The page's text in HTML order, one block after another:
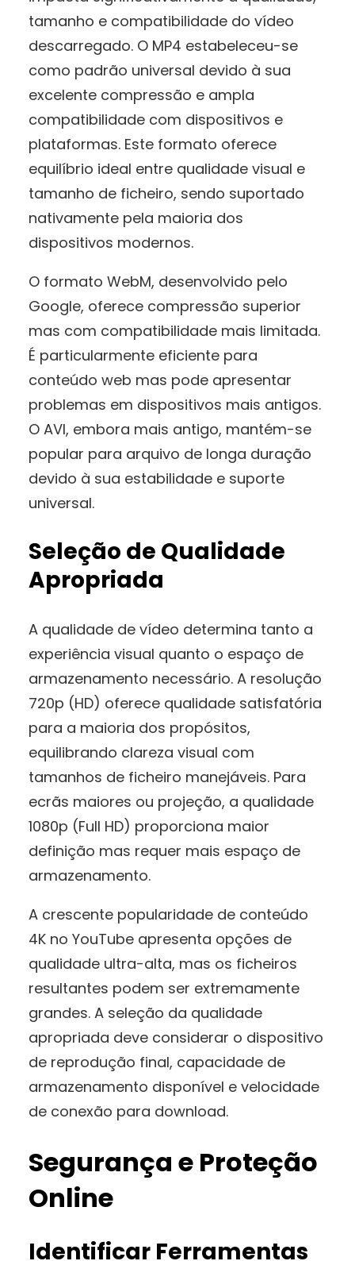
tamanho e compatibilidade do vídeo
descarregado. O MP4 estabeleceu-se
como padrão universal devido à sua
excelente compressão e ampla
compatibilidade com dispositivos e
plataformas. Este formato oferece
equilíbrio ideal entre qualidade visual e
tamanho de ficheiro, sendo suportado
nativamente pela maioria dos
dispositivos modernos.
O formato WebM, desenvolvido pelo
Google, oferece compressão superior
mas com compatibilidade mais limitada.
É particularmente eficiente para
conteúdo web mas pode apresentar
problemas em dispositivos mais antigos.
O AVI, embora mais antigo, mantém-se
popular para arquivo de longa duração
devido à sua estabilidade e suporte
universal.
Seleção de Qualidade
Apropriada
A qualidade de vídeo determina tanto a
experiência visual quanto o espaço de
armazenamento necessário. A resolução
720p (HD) oferece qualidade satisfatória
para a maioria dos propósitos,
equilibrando clareza visual com
tamanhos de ficheiro manejáveis. Para
ecrãs maiores ou projeção, a qualidade
1080p (Full HD) proporciona maior
definição mas requer mais espaço de
armazenamento.
A crescente popularidade de conteúdo
4K no YouTube apresenta opções de
qualidade ultra-alta, mas os ficheiros
resultantes podem ser extremamente
grandes. A seleção da qualidade
apropriada deve considerar o dispositivo
de reprodução final, capacidade de
armazenamento disponível e velocidade
de conexão para download.
Segurança e Proteção
Online
Identificar Ferramentas